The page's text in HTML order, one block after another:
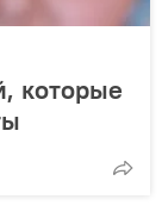
которые